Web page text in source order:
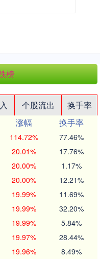
榜
个股流出
换手率
涨幅
换手率
114.72% 77.46%
20.01% 17.76%
20.00% 1.17%
20.00% 12.21%
19.99% 11.69%
19.99% 32.20%
19.99% 5.84%
19.97% 28.44%
19.96% 8.49%